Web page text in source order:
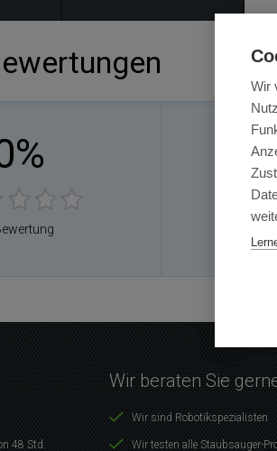
×
48 Std.
Wir beraten Sie
Wir sind Robotikspezialisten
Wir testen alle Staubsauger-
Wir